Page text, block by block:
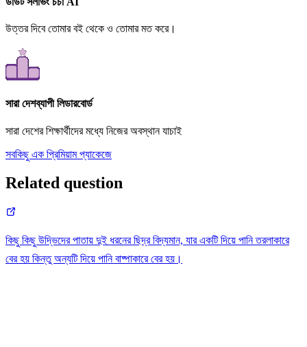
উত্তর দিবে তোমার বই থেকে ও তোমার মত করে।
সারা দেশব্যাপী লিডারবোর্ড
সারা দেশের শিক্ষার্থীদের মধ্যে নিজের অবস্থান যাচাই
সবকিছু এক প্রিমিয়াম প্যাকেজে
Related question
কিছু কিছু উদ্ভিদের পাতায় দুই ধরনের ছিদ্র বিদ্যমান, যার একটি দিয়ে পানি তরলাকারে
বের হয় কিন্তু অন্যটি দিয়ে পানি বাষ্পাকারে বের হয়।